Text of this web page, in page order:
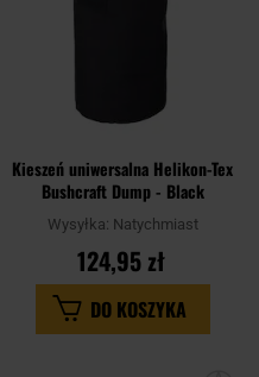
Kieszeń uniwersalna Helikon-Tex
Bushcraft Dump - Black
Wysyłka: Natychmiast
124,95 zł
DO KOSZYKA